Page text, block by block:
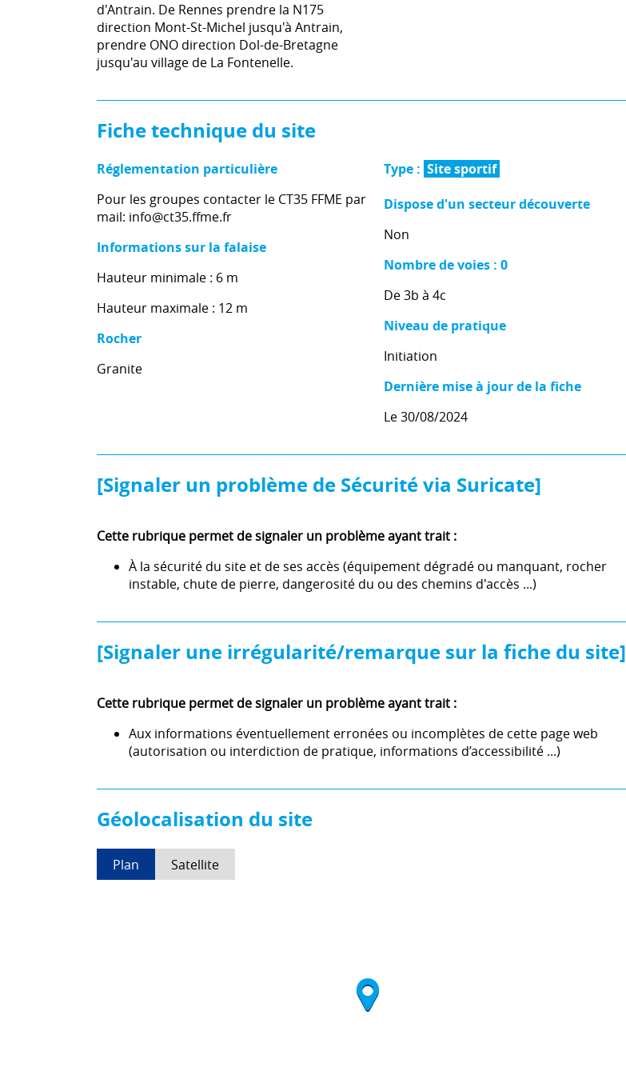
d'Antrain. De Rennes prendre la N175
direction Mont-St-Michel jusqu'à Antrain,
prendre ONO direction Dol-de-Bretagne
jusqu'au village de La Fontenelle.
Fiche technique du site
Réglementation particulière
Pour les groupes contacter le CT35 FFME par
mail: info@ct35.ffme.fr
Informations sur la falaise
Hauteur minimale : 6 m
Hauteur maximale : 12 m
Rocher
Granite
Type : Site sportif
Dispose d'un secteur découverte
Non
Nombre de voies : 0
De 3b à 4c
Niveau de pratique
Initiation
Dernière mise à jour de la fiche
Le 30/08/2024
[Signaler un problème de Sécurité via Suricate]
Cette rubrique permet de signaler un problème ayant trait :
À la sécurité du site et de ses accès (équipement dégradé ou manquant, rocher
instable, chute de pierre, dangerosité du ou des chemins d'accès ...)
[Signaler une irrégularité/remarque sur la fiche du site]
Cette rubrique permet de signaler un problème ayant trait :
Aux informations éventuellement erronées ou incomplètes de cette page web
(autorisation ou interdiction de pratique, informations d’accessibilité ...)
Géolocalisation du site
Plan Satellite